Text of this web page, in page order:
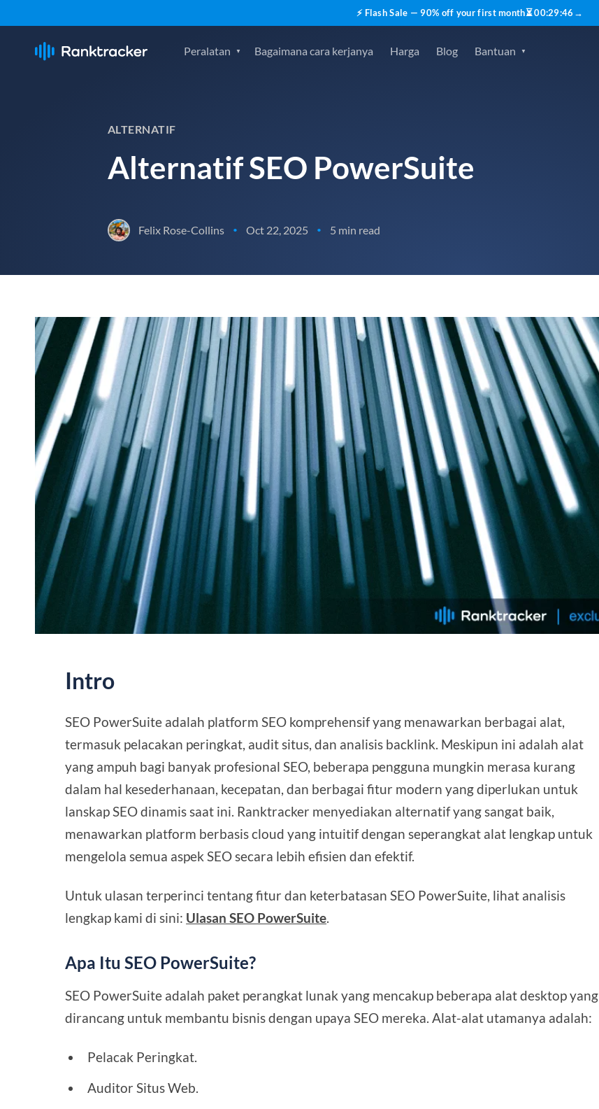
⚡ Flash Sale — 90% off your first month⏳00:29:45 →
Peralatan Bagaimana cara kerjanya Harga Blog Bantuan
ALTERNATIF
Alternatif SEO PowerSuite
Felix Rose-Collins • Oct 22, 2025 • 5 min read
Intro
SEO PowerSuite adalah platform SEO komprehensif yang menawarkan berbagai alat,
termasuk pelacakan peringkat, audit situs, dan analisis backlink. Meskipun ini adalah alat
yang ampuh bagi banyak profesional SEO, beberapa pengguna mungkin merasa kurang
dalam hal kesederhanaan, kecepatan, dan berbagai fitur modern yang diperlukan untuk
lanskap SEO dinamis saat ini. Ranktracker menyediakan alternatif yang sangat baik,
menawarkan platform berbasis cloud yang intuitif dengan seperangkat alat lengkap untuk
mengelola semua aspek SEO secara lebih efisien dan efektif.
Untuk ulasan terperinci tentang fitur dan keterbatasan SEO PowerSuite, lihat analisis
lengkap kami di sini: Ulasan SEO PowerSuite
Apa Itu SEO PowerSuite?
SEO PowerSuite adalah paket perangkat lunak yang mencakup beberapa alat desktop yang
dirancang untuk membantu bisnis dengan upaya SEO mereka. Alat-alat utamanya adalah:
Pelacak Peringkat.
Auditor Situs Web.